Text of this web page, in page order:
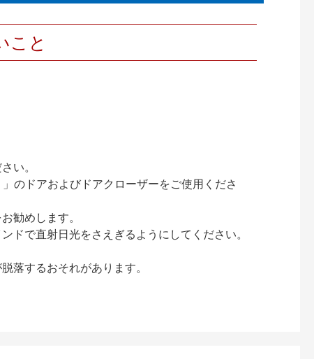
こと
い。
のドアおよびドアクローザーをご使用くださ
勧めします。
で直射日光をさえぎるようにしてください。
落するおそれがあります。